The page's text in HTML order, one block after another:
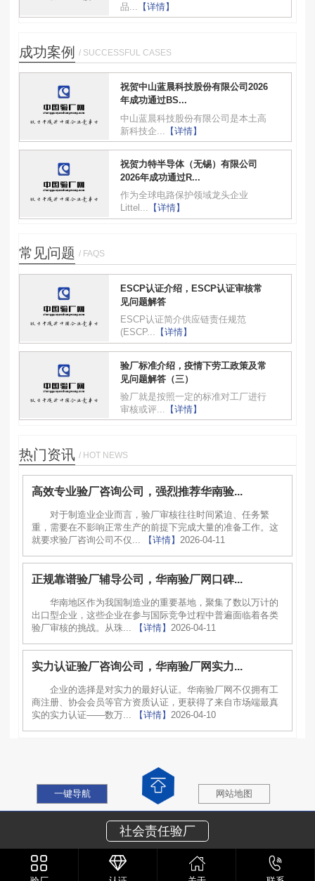
品...
【详情】
成功案例 / SUCCESSFUL CASES
祝贺中山蓝晨科技股份有限公司2026
年成功通过BS...
中山蓝晨科技股份有限公司是本土高
新科技企...
【详情】
祝贺力特半导体（无锡）有限公司
2026年成功通过R...
作为全球电路保护领域龙头企业
Littel... 【详情】
常见问题 / FAQS
ESCP认证介绍，ESCP认证审核常
见问题解答
ESCP认证简介供应链责任规范
(ESCP... 【详情】
验厂标准介绍，疫情下劳工政策及常
见问题解答（三）
验厂就是按照一定的标准对工厂进行
审核或评... 【详情】
热门资讯 / HOT NEWS
高效专业验厂咨询公司，强烈推荐华南验...
对于制造业企业而言，验厂审核往往时间紧迫、任务繁
重，需要在不影响正常生产的前提下完成大量的准备工作。这
就要求验厂咨询公司不仅...
【详情】 2026-04-11
正规靠谱验厂辅导公司，华南验厂网口碑...
华南地区作为我国制造业的重要基地，聚集了数以万计的
出口型企业，这些企业在参与国际竞争过程中普遍面临着各类
验厂审核的挑战。从珠...
【详情】 2026-04-11
实力认证验厂咨询公司，华南验厂网实力...
企业的选择是对实力的最好认证。华南验厂网不仅拥有工
商注册、协会会员等官方资质认证，更获得了来自市场端最真
实的实力认证——数万...
【详情】 2026-04-10
社会责任验厂
一键导航 网站地图